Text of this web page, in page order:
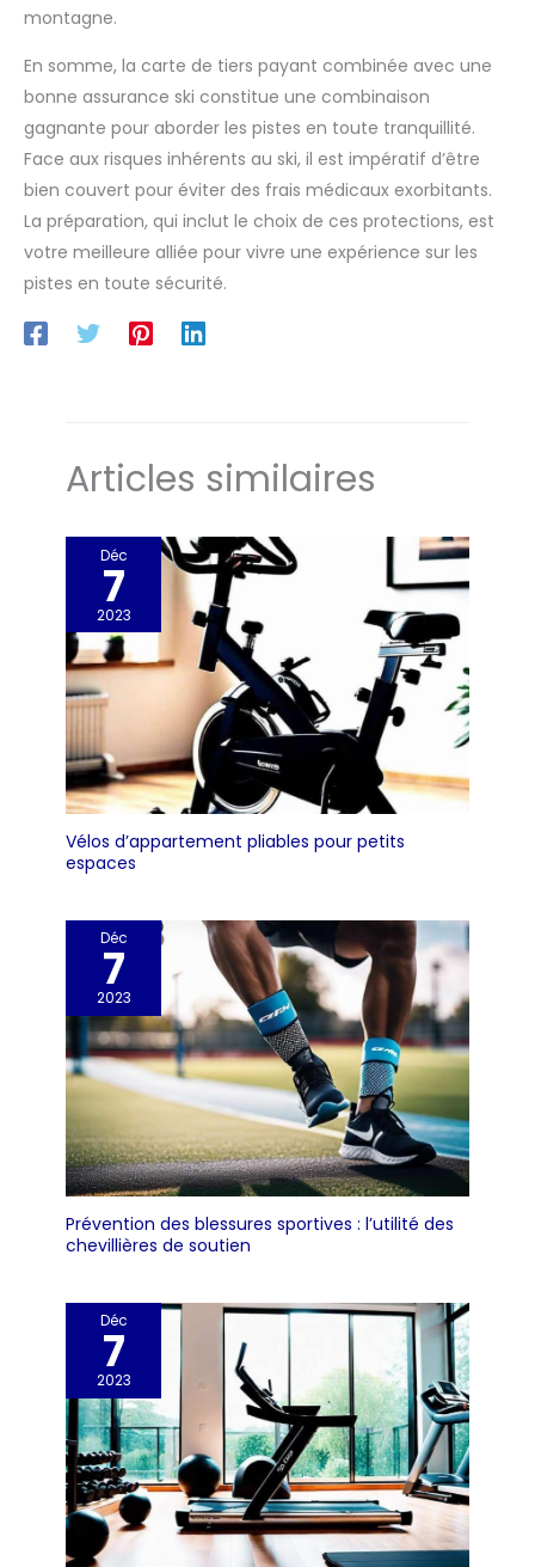
montagne.
En somme, la carte de tiers payant combinée avec une
bonne assurance ski constitue une combinaison
gagnante pour aborder les pistes en toute tranquillité.
Face aux risques inhérents au ski, il est impératif d’être
bien couvert pour éviter des frais médicaux exorbitants.
La préparation, qui inclut le choix de ces protections, est
votre meilleure alliée pour vivre une expérience sur les
pistes en toute sécurité.
Articles similaires
Déc
7
2023
Vélos d’appartement pliables pour petits
espaces
Déc
7
2023
Prévention des blessures sportives : l’utilité des
chevillières de soutien
Déc
7
2023